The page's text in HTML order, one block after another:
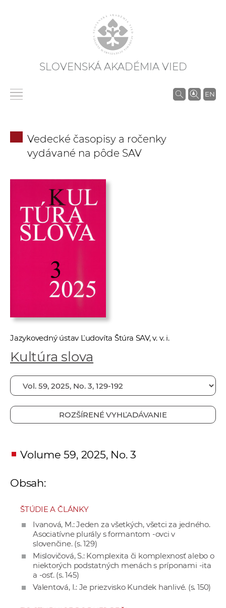
SLOVENSKÁ AKADÉMIA VIED
EN
V
c
a
í
c
S
Vedecké časopisy a ročenky
vydávané na pôde SAV
Jazykovedný ústav Ľudovíta Štúra SAV, v. v. i.
Kultúra slova
ROZŠÍRENÉ VYHĽADÁVANIE
Volume 59, 2025, No. 3
Obsah:
ŠTÚDIE A ČLÁNKY
Ivanová, M.: Jeden za všetkých, všetci za jedného.
Asociatívne plurály s formantom -ovci v
slovenčine. (s. 129)
Mislovičová, S.: Komplexita či komplexnosť alebo o
niektorých podstatných menách s príponami -ita
a -osť. (s. 145)
Valentová, I.: Je priezvisko Kundek hanlivé. (s. 150)